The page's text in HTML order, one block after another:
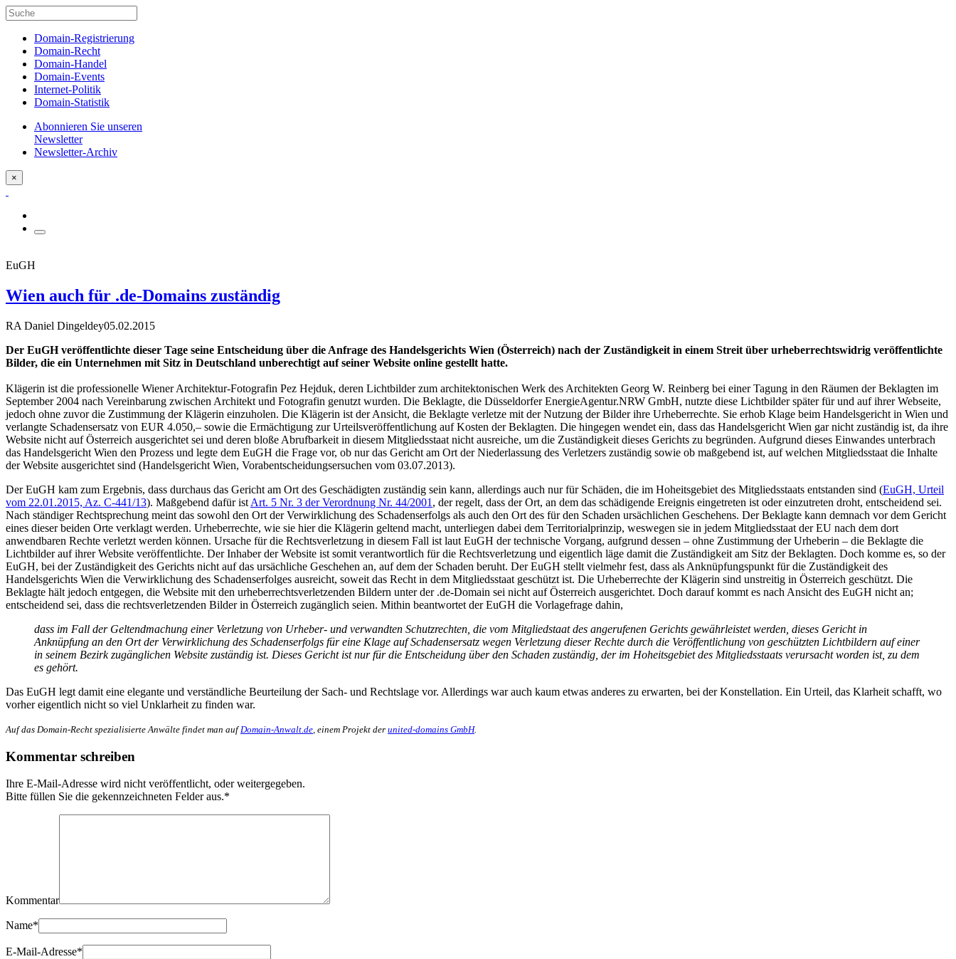
Domain-Registrierung
Domain-Recht
Domain-Handel
Domain-Events
Internet-Politik
Domain-Statistik
Abonnieren Sie unseren
Newsletter
Newsletter-Archiv
×
EuGH
Wien auch für .de-Domains zuständig
RA Daniel Dingeldey05.02.2015
Der EuGH veröffentlichte dieser Tage seine Entscheidung über die Anfrage des Handelsgerichts Wien (Österreich) nach der Zuständigkeit in einem Streit über urheberrechtswidrig veröffentlichte
Bilder, die ein Unternehmen mit Sitz in Deutschland unberechtigt auf seiner Website online gestellt hatte.
Klägerin ist die professionelle Wiener Architektur-Fotografin Pez Hejduk, deren Lichtbilder zum architektonischen Werk des Architekten Georg W. Reinberg bei einer Tagung in den Räumen der Beklagten im
September 2004 nach Vereinbarung zwischen Architekt und Fotografin genutzt wurden. Die Beklagte, die Düsseldorfer EnergieAgentur.NRW GmbH, nutzte diese Lichtbilder später für und auf ihrer Webseite,
jedoch ohne zuvor die Zustimmung der Klägerin einzuholen. Die Klägerin ist der Ansicht, die Beklagte verletze mit der Nutzung der Bilder ihre Urheberrechte. Sie erhob Klage beim Handelsgericht in Wien und
verlangte Schadensersatz von EUR 4.050,– sowie die Ermächtigung zur Urteilsveröffentlichung auf Kosten der Beklagten. Die hingegen wendet ein, dass das Handelsgericht Wien gar nicht zuständig ist, da ihre
Website nicht auf Österreich ausgerichtet sei und deren bloße Abrufbarkeit in diesem Mitgliedsstaat nicht ausreiche, um die Zuständigkeit dieses Gerichts zu begründen. Aufgrund dieses Einwandes unterbrach
das Handelsgericht Wien den Prozess und legte dem EuGH die Frage vor, ob nur das Gericht am Ort der Niederlassung des Verletzers zuständig sowie ob maßgebend ist, auf welchen Mitgliedsstaat die Inhalte
der Website ausgerichtet sind (Handelsgericht Wien, Vorabentscheidungsersuchen vom 03.07.2013).
Der EuGH kam zum Ergebnis, dass durchaus das Gericht am Ort des Geschädigten zuständig sein kann, allerdings auch nur für Schäden, die im Hoheitsgebiet des Mitgliedsstaats entstanden sind (EuGH, Urteil
vom 22.01.2015, Az. C-441/13). Maßgebend dafür ist Art. 5 Nr. 3 der Verordnung Nr. 44/2001 , der regelt, dass der Ort, an dem das schädigende Ereignis eingetreten ist oder einzutreten droht, entscheidend sei.
Nach ständiger Rechtsprechung meint das sowohl den Ort der Verwirklichung des Schadenserfolgs als auch den Ort des für den Schaden ursächlichen Geschehens. Der Beklagte kann demnach vor dem Gericht
eines dieser beiden Orte verklagt werden. Urheberrechte, wie sie hier die Klägerin geltend macht, unterliegen dabei dem Territorialprinzip, weswegen sie in jedem Mitgliedsstaat der EU nach dem dort
anwendbaren Rechte verletzt werden können. Ursache für die Rechtsverletzung in diesem Fall ist laut EuGH der technische Vorgang, aufgrund dessen – ohne Zustimmung der Urheberin – die Beklagte die
Lichtbilder auf ihrer Website veröffentlichte. Der Inhaber der Website ist somit verantwortlich für die Rechtsverletzung und eigentlich läge damit die Zuständigkeit am Sitz der Beklagten. Doch komme es, so der
EuGH, bei der Zuständigkeit des Gerichts nicht auf das ursächliche Geschehen an, auf dem der Schaden beruht. Der EuGH stellt vielmehr fest, dass als Anknüpfungspunkt für die Zuständigkeit des
Handelsgerichts Wien die Verwirklichung des Schadenserfolges ausreicht, soweit das Recht in dem Mitgliedsstaat geschützt ist. Die Urheberrechte der Klägerin sind unstreitig in Österreich geschützt. Die
Beklagte hält jedoch entgegen, die Website mit den urheberrechtsverletzenden Bildern unter der .de-Domain sei nicht auf Österreich ausgerichtet. Doch darauf kommt es nach Ansicht des EuGH nicht an;
entscheidend sei, dass die rechtsverletzenden Bilder in Österreich zugänglich seien. Mithin beantwortet der EuGH die Vorlagefrage dahin,
dass im Fall der Geltendmachung einer Verletzung von Urheber‑ und verwandten Schutzrechten, die vom Mitgliedstaat des angerufenen Gerichts gewährleistet werden, dieses Gericht in
Anknüpfung an den Ort der Verwirklichung des Schadenserfolgs für eine Klage auf Schadensersatz wegen Verletzung dieser Rechte durch die Veröffentlichung von geschützten Lichtbildern auf einer
in seinem Bezirk zugänglichen Website zuständig ist. Dieses Gericht ist nur für die Entscheidung über den Schaden zuständig, der im Hoheitsgebiet des Mitgliedsstaats verursacht worden ist, zu dem
es gehört.
Das EuGH legt damit eine elegante und verständliche Beurteilung der Sach- und Rechtslage vor. Allerdings war auch kaum etwas anderes zu erwarten, bei der Konstellation. Ein Urteil, das Klarheit schafft, wo
vorher eigentlich nicht so viel Unklarheit zu finden war.
Auf das Domain-Recht spezialisierte Anwälte findet man auf Domain-Anwalt.de , einem Projekt der united-domains GmbH.
Kommentar schreiben
Ihre E-Mail-Adresse wird nicht veröffentlicht, oder weitergegeben.
Bitte füllen Sie die gekennzeichneten Felder aus.*
Kommentar
Name*
E-Mail-Adresse*